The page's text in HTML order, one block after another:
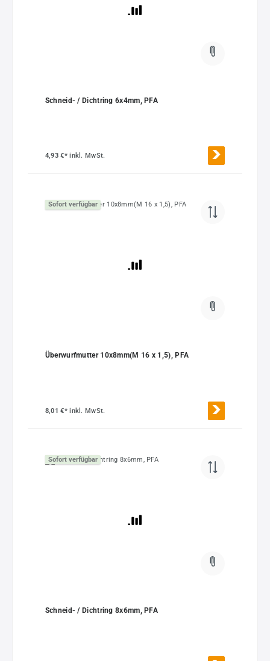
Schneid- / Dichtring 6x4mm, PFA
4,93 €*inkl. MwSt.
Sofort verfügbar
Überwurfmutter 10x8mm(M 16 x 1,5), PFA
8,01 €*inkl. MwSt.
Sofort verfügbar
Schneid- / Dichtring 8x6mm, PFA